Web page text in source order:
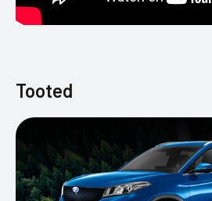
Tooted